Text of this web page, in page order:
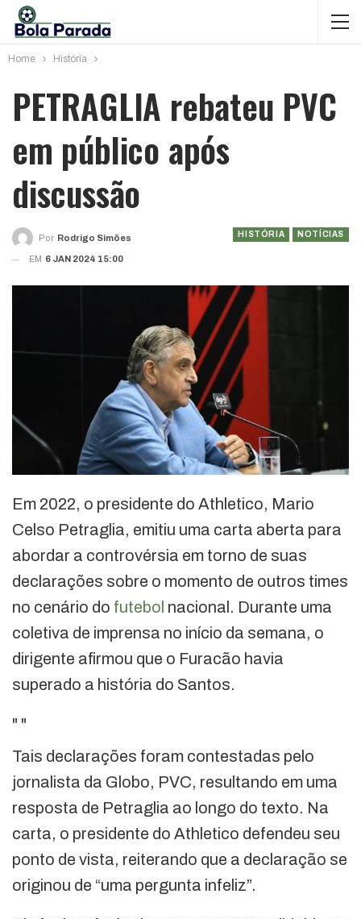
Home História
PETRAGLIA rebateu PVC
em público após
discussão
HISTÓRIA NOTÍCIAS
Por Rodrigo Simões
EM 6 JAN 2024 15:00
Em 2022, o presidente do Athletico, Mario
Celso Petraglia, emitiu uma carta aberta para
abordar a controvérsia em torno de suas
declarações sobre o momento de outros times
no cenário do futebol nacional. Durante uma
coletiva de imprensa no início da semana, o
dirigente afirmou que o Furacão havia
superado a história do Santos.
" "
Tais declarações foram contestadas pelo
jornalista da Globo, PVC, resultando em uma
resposta de Petraglia ao longo do texto. Na
carta, o presidente do Athletico defendeu seu
ponto de vista, reiterando que a declaração se
originou de “uma pergunta infeliz”.